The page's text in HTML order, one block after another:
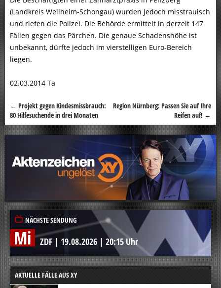
(Landkreis Weilheim-Schongau) wurden jedoch misstrauisch
und riefen die Polizei. Die Behörde ermittelt in derzeit 147
Fällen gegen das Pärchen. Die genaue Schadenshöhe ist
unbekannt, dürfte jedoch im vierstelligen Euro-Bereich
liegen.
02.03.2014 Ta
Beitragsnavigation
← Projekt gegen Kindesmissbrauch:
80 Hilfesuchende in drei Monaten
Region Nürnberg: Passen Sie auf Ihre
Reifen auf! →
NÄCHSTE SENDUNG
Mi ZDF | 19.08.2026 | 20:15 Uhr
AKTUELLE FÄLLE AUS XY